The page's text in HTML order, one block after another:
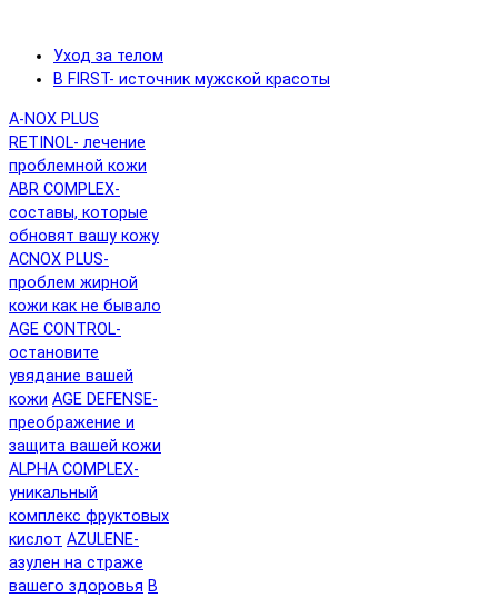
Уход за телом
B FIRST- источник мужской красоты
A-NOX PLUS
RETINOL- лечение
проблемной кожи
ABR COMPLEX-
составы, которые
обновят вашу кожу
ACNOX PLUS-
проблем жирной
кожи как не бывало
AGE CONTROL-
остановите
увядание вашей
кожи AGE DEFENSE-
преображение и
защита вашей кожи
ALPHA COMPLEX-
уникальный
комплекс фруктовых
кислот AZULENE-
азулен на страже
вашего здоровья B